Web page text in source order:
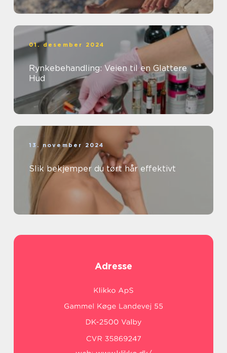
01. desember 2024
Rynkebehandling: Veien til en Glattere
Hud
13. november 2024
Slik bekjemper du tørt hår effektivt
Adresse